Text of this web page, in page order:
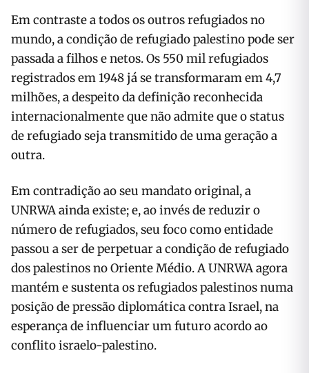
Em contraste a todos os outros refugiados no
mundo, a condição de refugiado palestino pode ser
passada a filhos e netos. Os 550 mil refugiados
registrados em 1948 já se transformaram em 4,7
milhões, a despeito da definição reconhecida
internacionalmente que não admite que o status
de refugiado seja transmitido de uma geração a
outra.
Em contradição ao seu mandato original, a
UNRWA ainda existe; e, ao invés de reduzir o
número de refugiados, seu foco como entidade
passou a ser de perpetuar a condição de refugiado
dos palestinos no Oriente Médio. A UNRWA agora
mantém e sustenta os refugiados palestinos numa
posição de pressão diplomática contra Israel, na
esperança de influenciar um futuro acordo ao
conflito israelo-palestino.